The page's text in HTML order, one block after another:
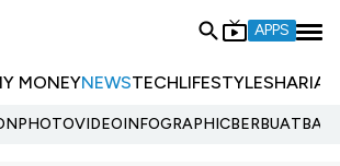
APPS
MONEYNEWSTECHLIFESTYLESHARIA
PHOTOVIDEOINFOGRAPHIC